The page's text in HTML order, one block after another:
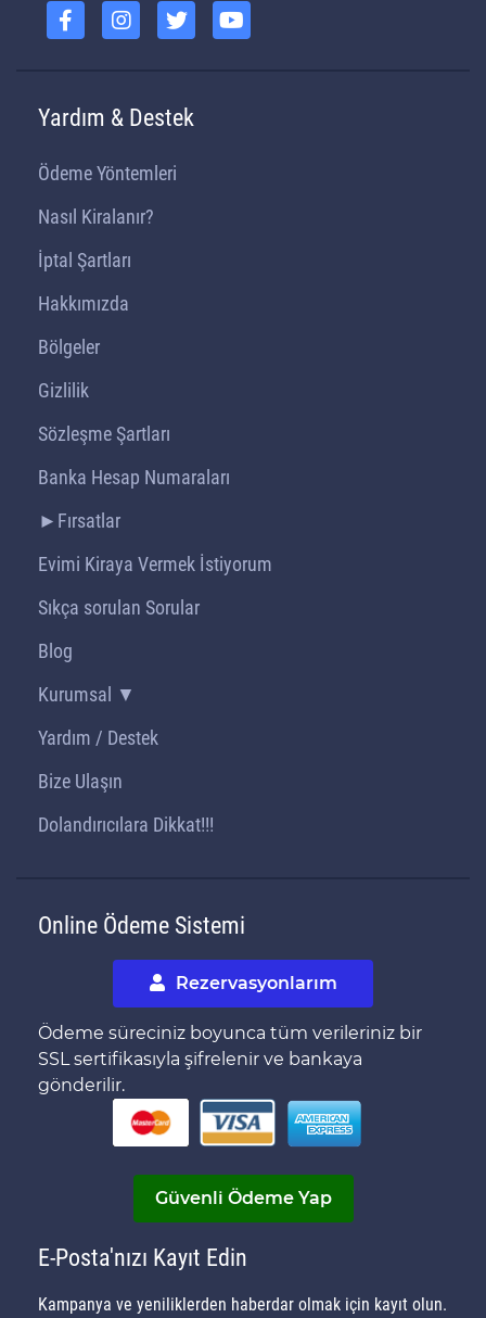
Yardım & Destek
Ödeme Yöntemleri
Nasıl Kiralanır?
İptal Şartları
Hakkımızda
Bölgeler
Gizlilik
Sözleşme Şartları
Banka Hesap Numaraları
►Fırsatlar
Evimi Kiraya Vermek İstiyorum
Sıkça sorulan Sorular
Blog
Kurumsal ▼
Yardım / Destek
Bize Ulaşın
Dolandırıcılara Dikkat!!!
Online Ödeme Sistemi
Rezervasyonlarım
Ödeme süreciniz boyunca tüm verileriniz bir
SSL sertifikasıyla şifrelenir ve bankaya
gönderilir.
Güvenli Ödeme Yap
E-Posta'nızı Kayıt Edin
Kampanya ve yeniliklerden haberdar olmak için kayıt olun.